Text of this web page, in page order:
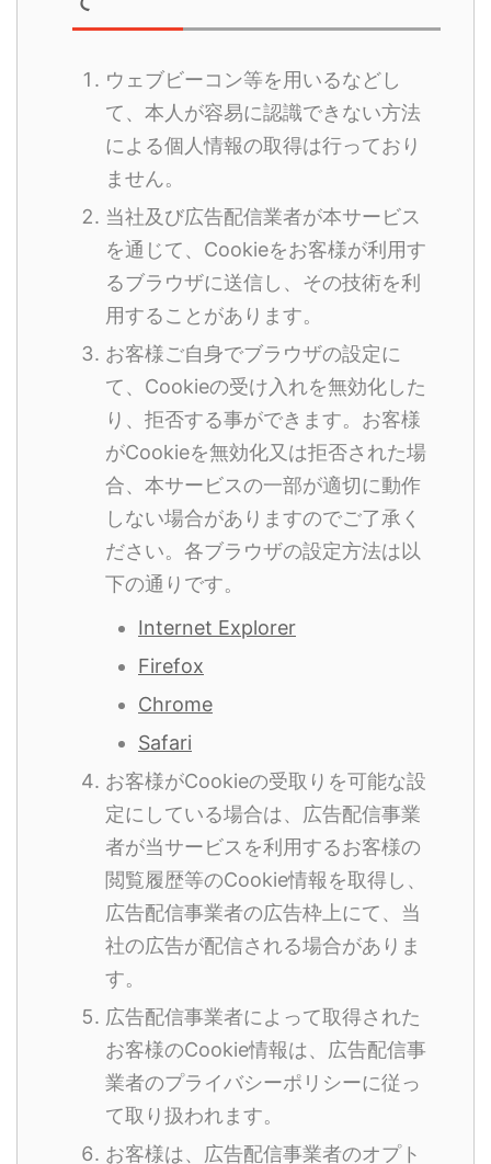
ウェブビーコン等を用いるなどし
て、本人が容易に認識できない方法
による個人情報の取得は行っており
ません。
当社及び広告配信業者が本サービス
を通じて、Cookieをお客様が利用す
るブラウザに送信し、その技術を利
用することがあります。
お客様ご自身でブラウザの設定に
て、Cookieの受け入れを無効化した
り、拒否する事ができます。お客様
がCookieを無効化又は拒否された場
合、本サービスの一部が適切に動作
しない場合がありますのでご了承く
ださい。各ブラウザの設定方法は以
下の通りです。
Internet Explorer
Firefox
Chrome
Safari
お客様がCookieの受取りを可能な設
定にしている場合は、広告配信事業
者が当サービスを利用するお客様の
閲覧履歴等のCookie情報を取得し、
広告配信事業者の広告枠上にて、当
社の広告が配信される場合がありま
す。
広告配信事業者によって取得された
お客様のCookie情報は、広告配信事
業者のプライバシーポリシーに従っ
て取り扱われます。
お客様は、広告配信事業者のオプト